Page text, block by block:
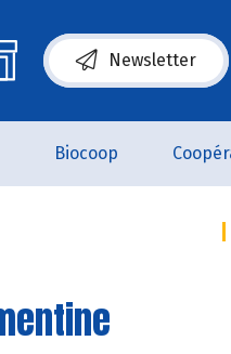
Newsletter
(s’ouvre dans une
Biocoop